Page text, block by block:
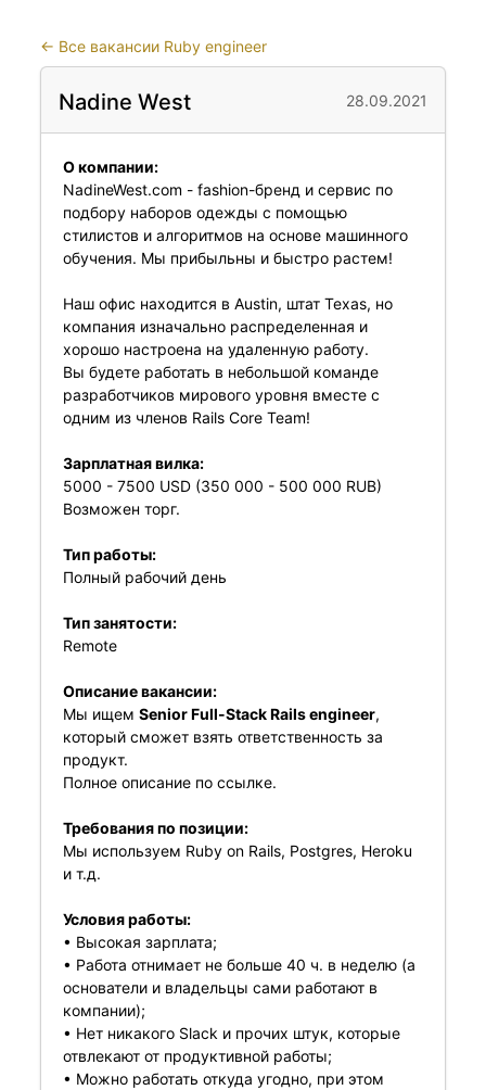
← Все вакансии Ruby engineer
Nadine West 28.09.2021
О компании:
NadineWest.com - fashion-бренд и сервис по
подбору наборов одежды с помощью
стилистов и алгоритмов на основе машинного
обучения. Мы прибыльны и быстро растем!
Наш офис находится в Austin, штат Texas, но
компания изначально распределенная и
хорошо настроена на удаленную работу.
Вы будете работать в небольшой команде
разработчиков мирового уровня вместе с
одним из членов Rails Core Team!
Зарплатная вилка:
5000 - 7500 USD (350 000 - 500 000 RUB)
Возможен торг.
Тип работы:
Полный рабочий день
Тип занятости:
Remote
Описание вакансии:
Мы ищем Senior Full-Stack Rails engineer,
который сможет взять ответственность за
продукт.
Полное описание по ссылке.
Требования по позиции:
Мы используем Ruby on Rails, Postgres, Heroku
и т.д.
Условия работы:
• Высокая зарплата;
• Работа отнимает не больше 40 ч. в неделю (а
основатели и владельцы сами работают в
компании);
• Нет никакого Slack и прочих штук, которые
отвлекают от продуктивной работы;
• Можно работать откуда угодно, при этом